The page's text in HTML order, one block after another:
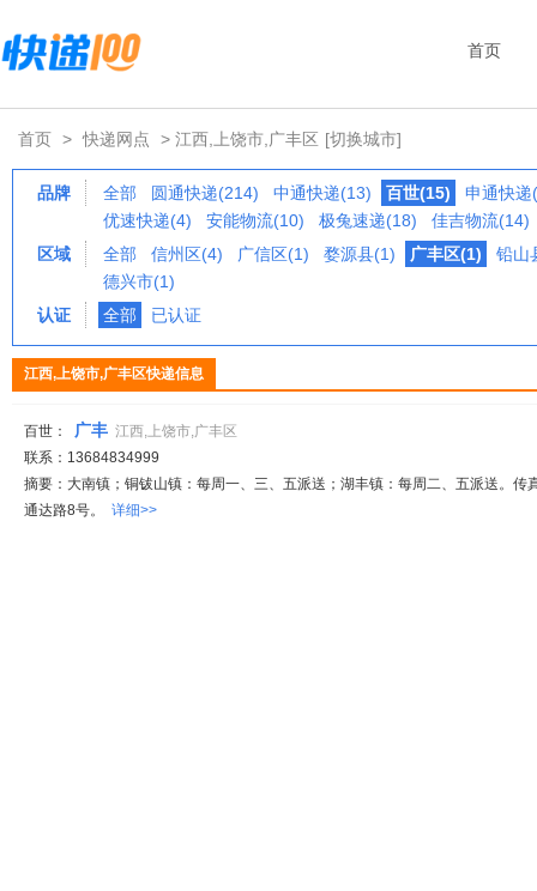
首页
首页 > 快递网点 > 江西,上饶市,广丰区 [切换城市]
品牌 全部 圆通快递(214) 中通快递(13) 百世(15)
申通快递
优速快递(4)
安能物流(10) 极兔速递(18)
佳吉物流(14)
区域
全部 信州区(4) 广信区(1) 婺源县(1) 广丰区(1)
铅山
德兴市(1)
认证
全部 已认证
江西,上饶市,广丰区快递信息
百世： 广丰 江西,上饶市,广丰区
联系：13684834999
摘要：大南镇；铜钹山镇：每周一、三、五派送；湖丰镇：每周二、五派送。传
通达路8号。 详细>>